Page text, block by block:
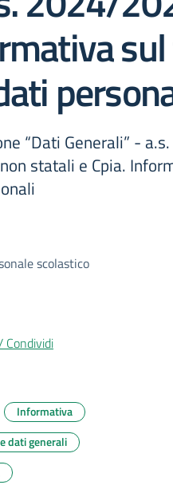
“Dati Generali” -
statali e Cpia.
scolastico
Condividi
Informativa
dati generali